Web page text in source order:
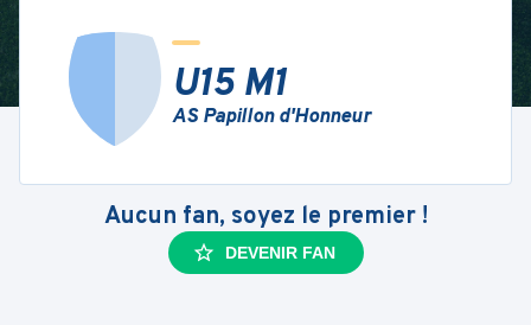
U15 M1
AS Papillon d'Honneur
Aucun fan, soyez le premier !
DEVENIR FAN